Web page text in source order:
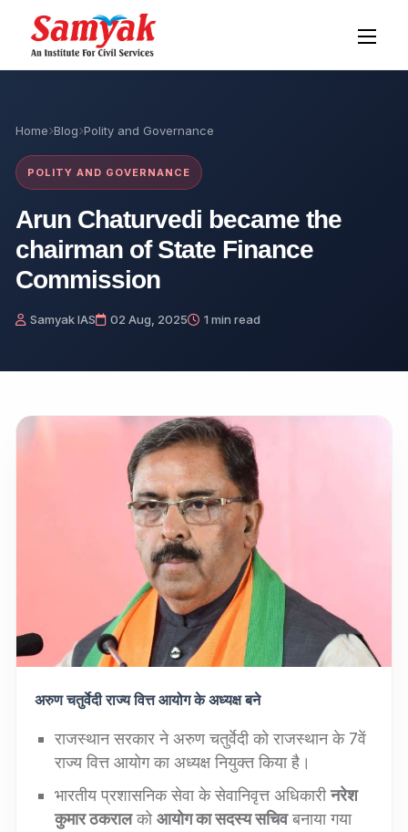
Home Blog Polity and Governance
POLITY AND GOVERNANCE
Arun Chaturvedi became the
chairman of State Finance
Commission
Samyak IAS 02 Aug, 2025 1 min read
अरुण चतुर्वेदी राज्य वित्त आयोग के अध्यक्ष बने
राजस्थान सरकार ने अरुण चतुर्वेदी को राजस्थान के 7वें
राज्य वित्त आयोग का अध्यक्ष नियुक्त किया है।
भारतीय प्रशासनिक सेवा के सेवानिवृत्त अधिकारीनरेश
कुमार ठकरालकोआयोग का सदस्य सचिवबनाया गया